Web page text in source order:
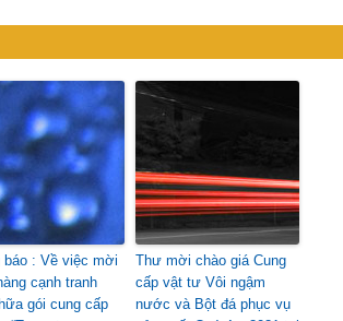
báo : Về việc mời
cạnh tranh
gói cung cấp
Thư mời chào giá Cung
cấp vật tư Vôi ngậm
nước và Bột đá phục vụ